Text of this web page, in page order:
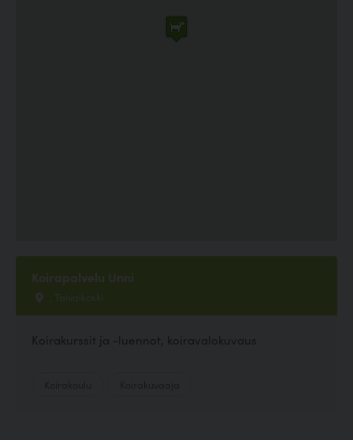
Koirapalvelu Unni
, Taivalkoski
Koirakurssit ja -luennot, koiravalokuvaus